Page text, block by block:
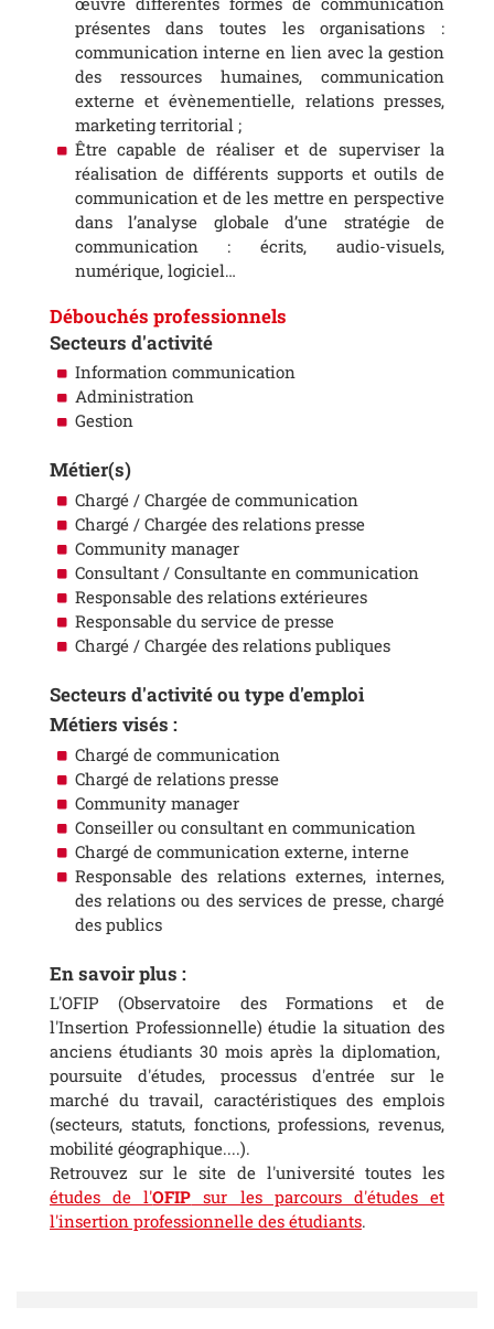
présentes dans toutes les organisations :
communication interne en lien avec la gestion
des ressources humaines, communication
externe et évènementielle, relations presses,
marketing territorial ;
Être capable de réaliser et de superviser la
réalisation de différents supports et outils de
communication et de les mettre en perspective
dans l’analyse globale d’une stratégie de
communication : écrits, audio-visuels,
numérique, logiciel…
Débouchés professionnels
Secteurs d'activité
Information communication
Administration
Gestion
Métier(s)
Chargé / Chargée de communication
Chargé / Chargée des relations presse
Community manager
Consultant / Consultante en communication
Responsable des relations extérieures
Responsable du service de presse
Chargé / Chargée des relations publiques
Secteurs d'activité ou type d'emploi
Métiers visés :
Chargé de communication
Chargé de relations presse
Community manager
Conseiller ou consultant en communication
Chargé de communication externe, interne
Responsable des relations externes, internes,
des relations ou des services de presse, chargé
des publics
En savoir plus :
L'OFIP (Observatoire des Formations et de
l'Insertion Professionnelle) étudie la situation des
anciens étudiants 30 mois après la diplomation,
poursuite d'études, processus d'entrée sur le
marché du travail, caractéristiques des emplois
(secteurs, statuts, fonctions, professions, revenus,
mobilité géographique....).
Retrouvez sur le site de l'université toutes les
études de l'OFIP sur les parcours d'études et
l'insertion professionnelle des étudiants.